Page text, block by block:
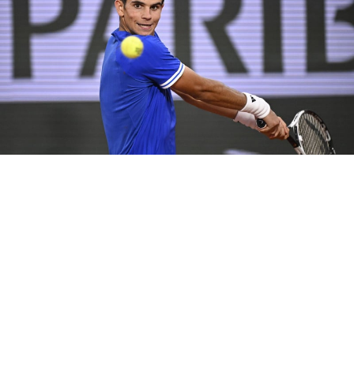
el
de
o a través
de
de
con el